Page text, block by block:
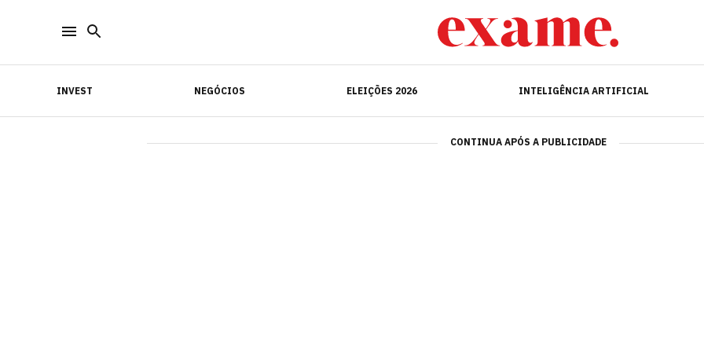
INVEST NEGÓCIOS ELEIÇÕES 2026 INTELIGÊNCIA ARTIFICIAL
INVEST INTELIGÊNCIA ARTIFICIAL
CONTINUA APÓS A PUBLICIDADE